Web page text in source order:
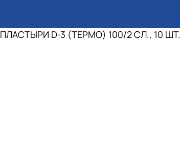
ПЛАСТЫРИ D-3 (ТЕРМО) 100/2 СЛ., 10 ШТ.